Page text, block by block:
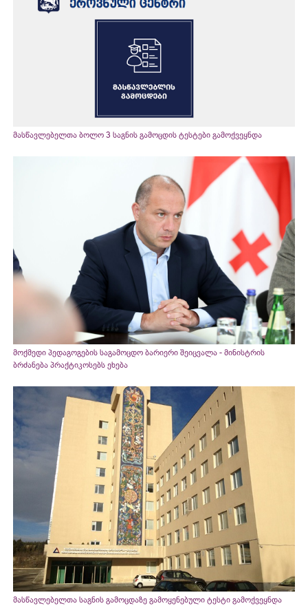
მასწავლებელთა ბოლო 3 საგნის გამოცდის ტესტები გამოქვეყნდა
მოქმედი პედაგოგების საგამოცდო ბარიერი შეიცვალა - მინისტრის
ბრძანება პრაქტიკოსებს ეხება
მასწავლებელთა საგნის გამოცდაზე გამოყენებული ტესტი გამოქვეყნდა